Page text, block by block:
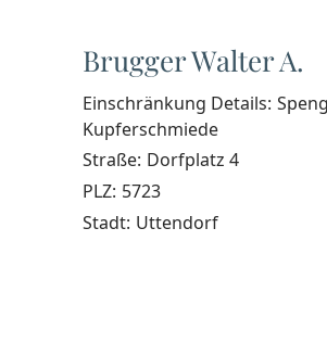
Brugger Walter A.
Einschränkung Details:
Kupferschmiede
Straße: Dorfplatz 4
PLZ: 5723
Stadt: Uttendorf